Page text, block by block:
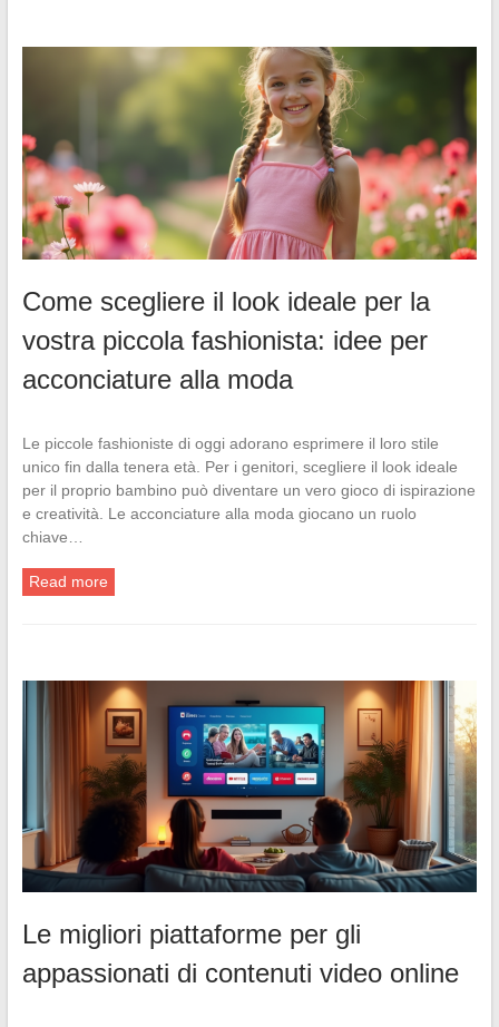
Come scegliere il look ideale per la
vostra piccola fashionista: idee per
acconciature alla moda
Le piccole fashioniste di oggi adorano esprimere il loro stile
unico fin dalla tenera età. Per i genitori, scegliere il look ideale
per il proprio bambino può diventare un vero gioco di ispirazione
e creatività. Le acconciature alla moda giocano un ruolo
chiave…
Read more
Le migliori piattaforme per gli
appassionati di contenuti video online